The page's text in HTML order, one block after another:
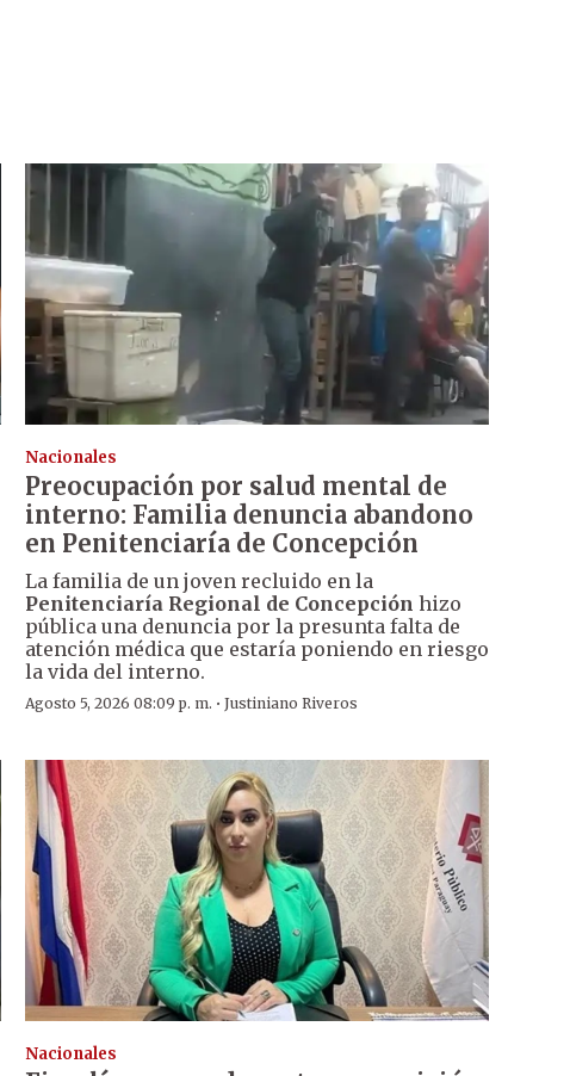
Nacionales
Preocupación por salud mental de
interno: Familia denuncia abandono
en Penitenciaría de Concepción
La familia de un joven recluido en la
Penitenciaría Regional de Concepción hizo
pública una denuncia por la presunta falta de
atención médica que estaría poniendo en riesgo
la vida del interno.
Agosto 5, 2026 08:09 p. m. · Justiniano Riveros
Nacionales